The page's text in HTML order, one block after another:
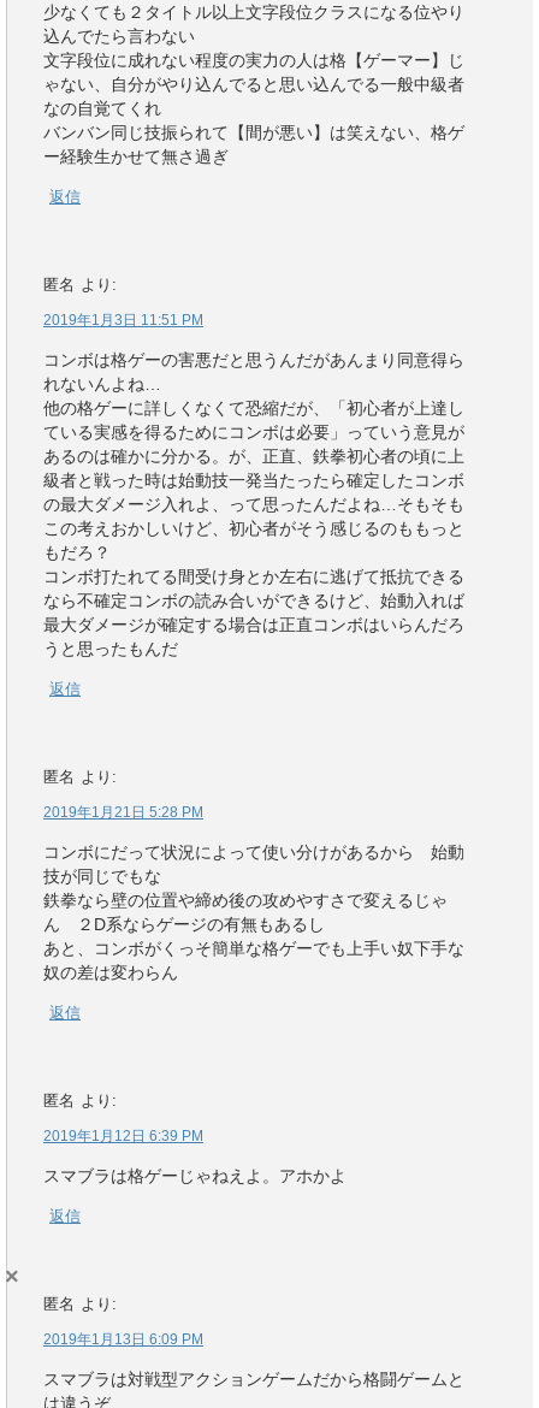
少なくても２タイトル以上文字段位クラスになる位やり
込んでたら言わない
文字段位に成れない程度の実力の人は格【ゲーマー】じ
ゃない、自分がやり込んでると思い込んでる一般中級者
なの自覚てくれ
バンバン同じ技振られて【間が悪い】は笑えない、格ゲ
ー経験生かせて無さ過ぎ
返信
匿名 より:
2019年1月3日 11:51 PM
コンボは格ゲーの害悪だと思うんだがあんまり同意得ら
れないんよね…
他の格ゲーに詳しくなくて恐縮だが、「初心者が上達し
ている実感を得るためにコンボは必要」っていう意見が
あるのは確かに分かる。が、正直、鉄拳初心者の頃に上
級者と戦った時は始動技一発当たったら確定したコンボ
の最大ダメージ入れよ、って思ったんだよね…そもそも
この考えおかしいけど、初心者がそう感じるのももっと
もだろ？
コンボ打たれてる間受け身とか左右に逃げて抵抗できる
なら不確定コンボの読み合いができるけど、始動入れば
最大ダメージが確定する場合は正直コンボはいらんだろ
うと思ったもんだ
返信
匿名 より:
2019年1月21日 5:28 PM
コンボにだって状況によって使い分けがあるから 始動
技が同じでもな
鉄拳なら壁の位置や締め後の攻めやすさで変えるじゃ
ん ２D系ならゲージの有無もあるし
あと、コンボがくっそ簡単な格ゲーでも上手い奴下手な
奴の差は変わらん
返信
匿名 より:
2019年1月12日 6:39 PM
スマブラは格ゲーじゃねえよ。アホかよ
返信
匿名 より:
2019年1月13日 6:09 PM
スマブラは対戦型アクションゲームだから格闘ゲームと
は違うぞ
×